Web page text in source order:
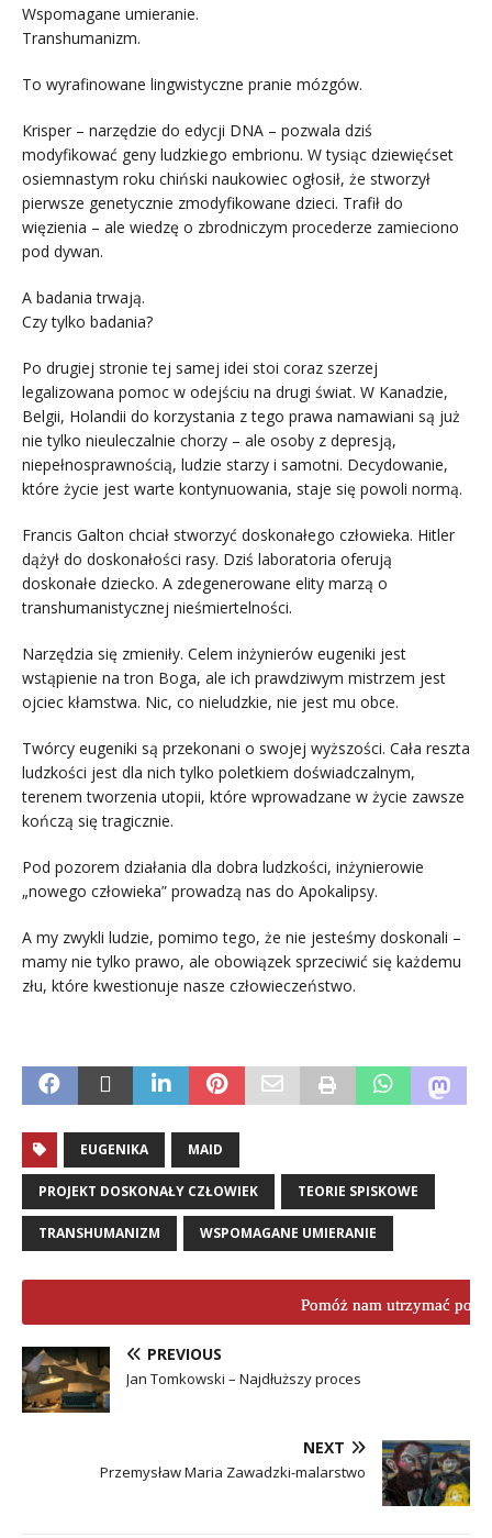
Wspomagane umieranie.
Transhumanizm.
To wyrafinowane lingwistyczne pranie mózgów.
Krisper – narzędzie do edycji DNA – pozwala dziś
modyfikować geny ludzkiego embrionu. W tysiąc dziewięćset
osiemnastym roku chiński naukowiec ogłosił, że stworzył
pierwsze genetycznie zmodyfikowane dzieci. Trafił do
więzienia – ale wiedzę o zbrodniczym procederze zamieciono
pod dywan.
A badania trwają.
Czy tylko badania?
Po drugiej stronie tej samej idei stoi coraz szerzej
legalizowana pomoc w odejściu na drugi świat. W Kanadzie,
Belgii, Holandii do korzystania z tego prawa namawiani są już
nie tylko nieuleczalnie chorzy – ale osoby z depresją,
niepełnosprawnością, ludzie starzy i samotni. Decydowanie,
które życie jest warte kontynuowania, staje się powoli normą.
Francis Galton chciał stworzyć doskonałego człowieka. Hitler
dążył do doskonałości rasy. Dziś laboratoria oferują
doskonałe dziecko. A zdegenerowane elity marzą o
transhumanistycznej nieśmiertelności.
Narzędzia się zmieniły. Celem inżynierów eugeniki jest
wstąpienie na tron Boga, ale ich prawdziwym mistrzem jest
ojciec kłamstwa. Nic, co nieludzkie, nie jest mu obce.
Twórcy eugeniki są przekonani o swojej wyższości. Cała reszta
ludzkości jest dla nich tylko poletkiem doświadczalnym,
terenem tworzenia utopii, które wprowadzane w życie zawsze
kończą się tragicznie.
Pod pozorem działania dla dobra ludzkości, inżynierowie
„nowego człowieka” prowadzą nas do Apokalipsy.
A my zwykli ludzie, pomimo tego, że nie jesteśmy doskonali –
mamy nie tylko prawo, ale obowiązek sprzeciwić się każdemu
złu, które kwestionuje nasze człowieczeństwo.
EUGENIKA MAID
PROJEKT DOSKONAŁY CZŁOWIEK TEORIE SPISKOWE
TRANSHUMANIZM WSPOMAGANE UMIERANIE
Pomóż nam utrzymać
PREVIOUS
Jan Tomkowski – Najdłuższy proces
NEXT
Przemysław Maria Zawadzki-malarstwo